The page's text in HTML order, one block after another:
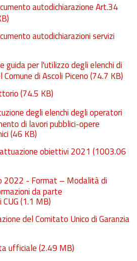
autodichiarazione Art.34
autodichiarazioni servizi
guida per l'utilizzo degli elenchi di
di Ascoli Piceno(74.7 KB)
(74.5 KB)
degli elenchi degli operatori
di lavori pubblici-opere
(46 KB)
obiettivi 2021 (1003.06
2022 - Format – Modalità di
da parte
(1.1 MB)
del Comitato Unico di Garanzia
ufficiale(2.49 MB)